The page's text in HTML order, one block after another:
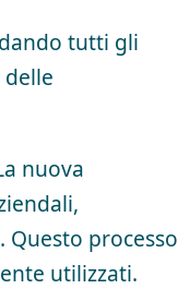
tutti gli
nuova
processo
utilizzati.